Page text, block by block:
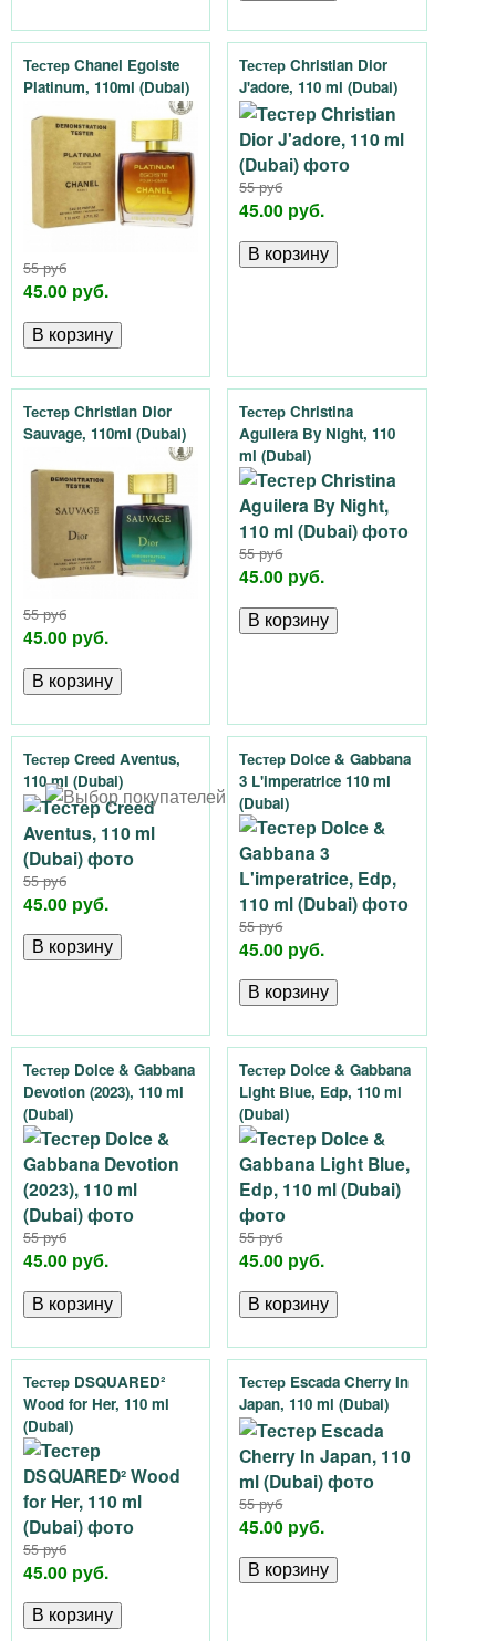
Тестер Chanel Egoiste
Platinum, 110ml (Dubai)
55 руб
45.00 руб.
Тестер Christian Dior
J'adore, 110 ml (Dubai)
55 руб
45.00 руб.
Тестер Christian Dior
Sauvage, 110ml (Dubai)
55 руб
45.00 руб.
Тестер Christina
Aguilera By Night, 110
ml (Dubai)
55 руб
45.00 руб.
Тестер Creed Aventus,
110 ml (Dubai)
55 руб
45.00 руб.
Тестер Dolce & Gabbana
3 L'imperatrice 110 ml
(Dubai)
55 руб
45.00 руб.
Тестер Dolce & Gabbana
Devotion (2023), 110 ml
(Dubai)
55 руб
45.00 руб.
Тестер Dolce & Gabbana
Light Blue, Edp, 110 ml
(Dubai)
55 руб
45.00 руб.
Тестер DSQUARED²
Wood for Her, 110 ml
(Dubai)
55 руб
45.00 руб.
Тестер Escada Cherry In
Japan, 110 ml (Dubai)
55 руб
45.00 руб.